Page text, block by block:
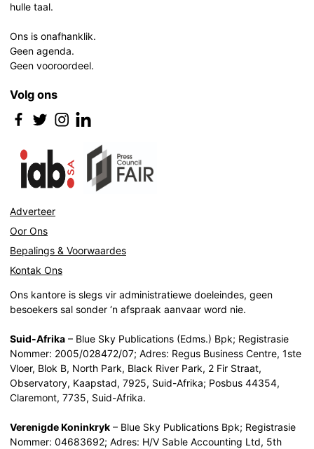
hulle taal.
Ons is onafhanklik.
Geen agenda.
Geen vooroordeel.
Volg ons
Adverteer
Oor Ons
Bepalings & Voorwaardes
Kontak Ons
Ons kantore is slegs vir administratiewe doeleindes, geen
besoekers sal sonder ‘n afspraak aanvaar word nie.
Suid-Afrika – Blue Sky Publications (Edms.) Bpk; Registrasie
Nommer: 2005/028472/07; Adres: Regus Business Centre, 1ste
Vloer, Blok B, North Park, Black River Park, 2 Fir Straat,
Observatory, Kaapstad, 7925, Suid-Afrika; Posbus 44354,
Claremont, 7735, Suid-Afrika.
Verenigde Koninkryk – Blue Sky Publications Bpk; Registrasie
Nommer: 04683692; Adres: H/V Sable Accounting Ltd, 5th